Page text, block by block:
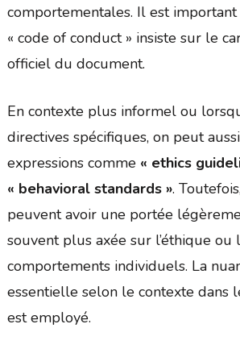
comportementales. Il est
« code of conduct » insiste sur le
officiel du document.
En contexte plus informel ou
directives spécifiques, on peut
expressions comme « ethics
« behavioral standards ».
peuvent avoir une portée
souvent plus axée sur l’éthique ou
comportements individuels. La
essentielle selon le contexte dans
est employé.